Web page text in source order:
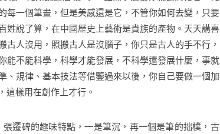
每一個筆畫，但是美感還是它，不管你如何去變，只要
姓說了算，在中國歷史上藝術是貴族的產物。天天講喜
人沒用，照搬古人是沒腦子，你只是古人的手不行，
能不能科學，科學才能發展，不科學還發展什麼，事就
、規律、基本技法等借鑒過來以後，你自己要做一個加
這樣用在創作上才行。
遷碑的趣味特點，一是筆沉，再一個是筆的拙樸，古